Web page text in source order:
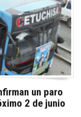
un paro
2 de junio